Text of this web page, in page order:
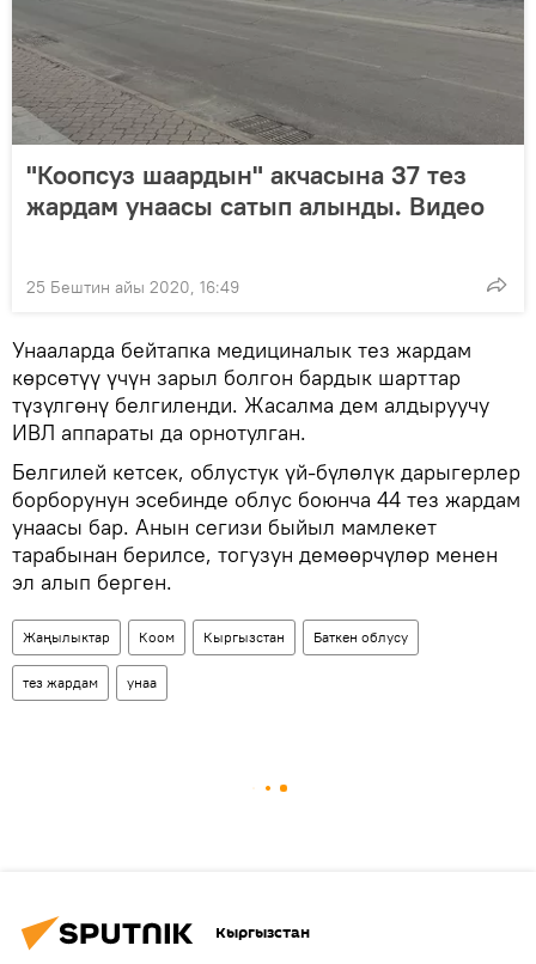
"Коопсуз шаардын" акчасына 37 тез
жардам унаасы сатып алынды. Видео
25 Бештин айы 2020, 16:49
Унааларда бейтапка медициналык тез жардам
көрсөтүү үчүн зарыл болгон бардык шарттар
түзүлгөнү белгиленди. Жасалма дем алдыруучу
ИВЛ аппараты да орнотулган.
Белгилей кетсек, облустук үй-бүлөлүк дарыгерлер
борборунун эсебинде облус боюнча 44 тез жардам
унаасы бар. Анын сегизи быйыл мамлекет
тарабынан берилсе, тогузун демөөрчүлөр менен
эл алып берген.
Жаңылыктар Коом Кыргызстан Баткен облусу
тез жардам унаа
Кыргызстан